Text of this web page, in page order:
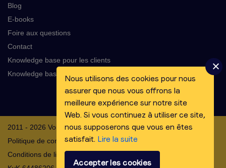
Blog
E-books
Foire aux questions
Contact
Knowledge base pour les clients
Knowledge base pour les voix-off
2011 - 2026 Voicebooking.com BV
Politique de confidentialité
Conditions de livraison
Nous utilisons des cookies pour nous
assurer que nous vous offrons la
meilleure expérience sur notre site
Web. Si vous continuez à utiliser ce site,
nous supposerons que vous en êtes
satisfait. Lire la suite
Accepter les cookies